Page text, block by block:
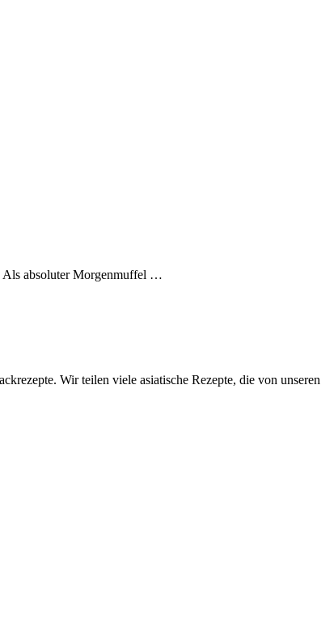
Als absoluter Morgenmuffel …
Wir teilen viele asiatische Rezepte, die von unseren